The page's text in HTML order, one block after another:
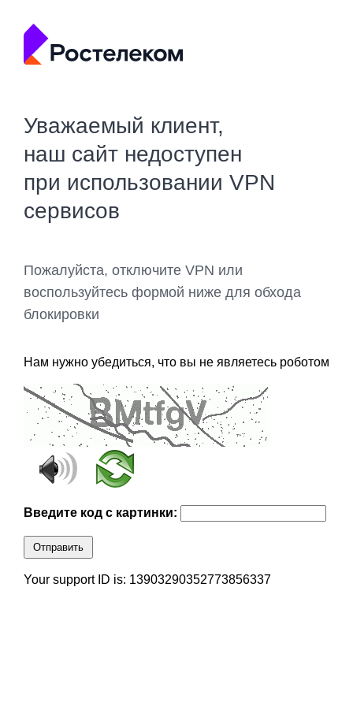
Уважаемый клиент,
наш сайт недоступен
при использовании VPN
сервисов
Пожалуйста, отключите VPN или
воспользуйтесь формой ниже для обхода
блокировки
Нам нужно убедиться, что вы не являетесь роботом
Введите код с картинки:
Отправить
Your support ID is: 13903290352773856337